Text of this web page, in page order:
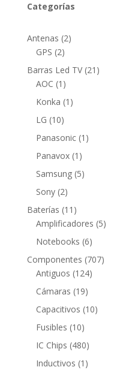
Categorías
Antenas 22
GPS 22
productos
Barras Led TV 21 21
AOC 1 1
producto
Konka 1 1
LG 1010
productos
Panasonic 1 1
Panavox 1 1
producto
Samsung 55
Sony 22
productos
Baterías 11 11
productos
Amplificadores 55
Notebooks 66
productos
Componentes 707707
Antiguos 124124
Cámaras 1919
productos
Capacitivos 1010
Fusibles 1010
productos
IC Chips 480480
productos
Inductivos 1 1